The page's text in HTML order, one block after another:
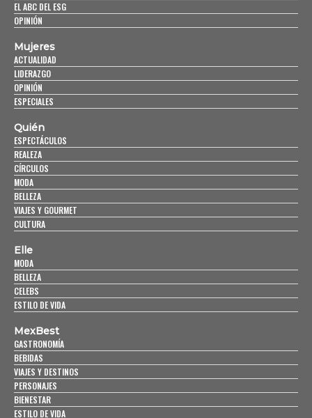
EL ABC DEL ESG
OPINIÓN
Mujeres
ACTUALIDAD
LIDERAZGO
OPINIÓN
ESPECIALES
Quién
ESPECTÁCULOS
REALEZA
CÍRCULOS
MODA
BELLEZA
VIAJES Y GOURMET
CULTURA
Elle
MODA
BELLEZA
CELEBS
ESTILO DE VIDA
MexBest
GASTRONOMÍA
BEBIDAS
VIAJES Y DESTINOS
PERSONAJES
BIENESTAR
ESTILO DE VIDA